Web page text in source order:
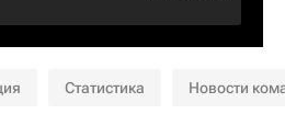
Статистика Новости